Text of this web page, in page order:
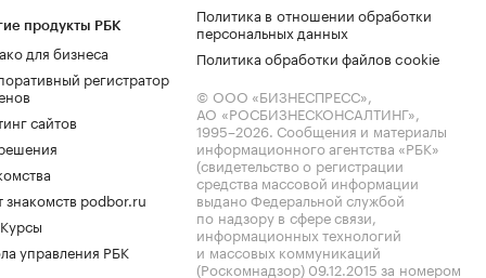
продукты РБК
для бизнеса
регистратор
сайтов
знакомств podbor.ru
управления РБК
Политика в отношении обработки
персональных данных
Политика обработки файлов cookie
© ООО «БИЗНЕСПРЕСС»,
АО «РОСБИЗНЕСКОНСАЛТИНГ»,
1995–2026. Сообщения и материалы
информационного агентства «РБК»
(свидетельство о регистрации
средства массовой информации
выдано Федеральной службой
по надзору в сфере связи,
информационных технологий
и массовых коммуникаций
(Роскомнадзор) 09.12.2015 за номером